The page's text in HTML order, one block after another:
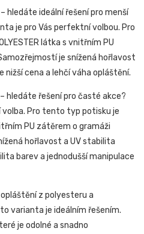
– hledáte ideální řešení pro menší
je pro Vás perfektní volbou. Pro
látka s vnitřním PU
je snížená hořlavost
nižší cena a lehčí váha opláštění.
– hledáte řešení pro časté akce?
Pro tento typ potisku je
PU zátěrem o gramáži
hořlavost a UV stabilita
barev a jednodušší manipulace
z polyesteru a
varianta je ideálním řešením.
je odolné a snadno